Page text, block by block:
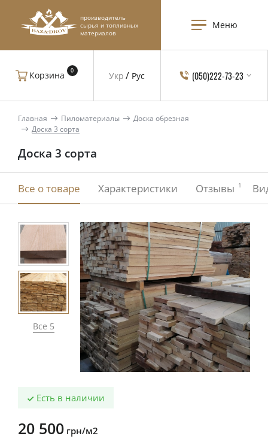
производитель
сырья и топливных
материалов
Меню
Укр Рус
Корзина 0 (050)222-73-23
Главная Пиломатериалы
Доска обрезная
Доска 3 сорта
Доска 3 сорта
Все о товаре Характеристики Отзывы 1
Все 5
Есть в наличии
20 500 грн/м2